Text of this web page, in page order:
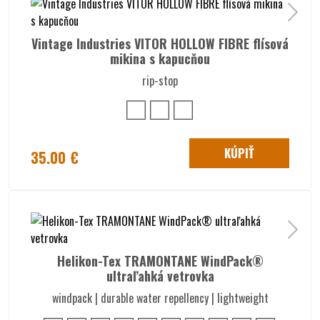
Vintage Industries VITOR HOLLOW FIBRE flísová
mikina s kapucňou
rip-stop
35.00 € KÚPIŤ
Helikon-Tex TRAMONTANE WindPack®
ultraľahká vetrovka
windpack | durable water repellency | lightweight